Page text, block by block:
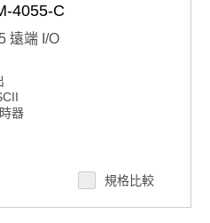
4055-C
遠端 I/O
器
規格比較